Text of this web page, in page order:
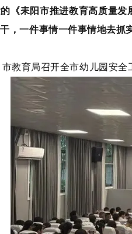
《耒阳市推进教育高质量
，一件事情一件事情地去
教育局召开全市幼儿园安全